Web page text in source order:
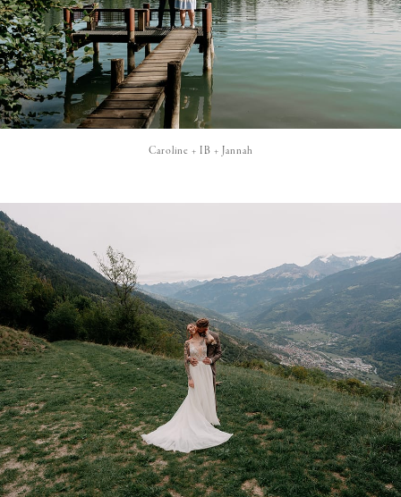
Caroline + IB + Jannah